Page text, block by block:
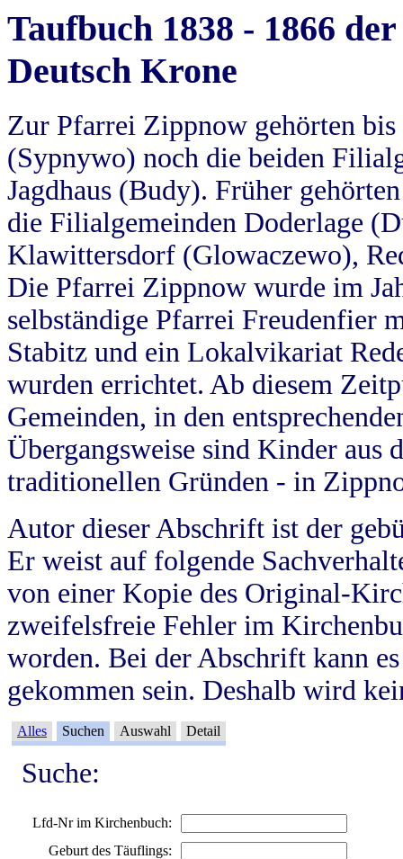
Taufbuch 1838 - 1866
Deutsch Krone
Zur Pfarrei Zippnow gehörten
(Sypnywo) noch die beiden
Jagdhaus (Budy). Früher
die Filialgemeinden Doderlage
Klawittersdorf (Glowaczewo),
Die Pfarrei Zippnow wurde im
selbständige Pfarrei Freudenfier
Stabitz und ein Lokalvikariat
wurden errichtet. Ab diesem
Gemeinden, in den
Übergangsweise sind Kinder aus
traditionellen Gründen - in
Autor dieser Abschrift ist der
Er weist auf folgende
von einer Kopie des Original-
zweifelsfreie Fehler im
worden. Bei der Abschrift kann
gekommen sein. Deshalb wird
Alles Suchen Auswahl Detail
Suche:
Lfd-Nr im Kirchenbuch:
Geburt des Täuflings: